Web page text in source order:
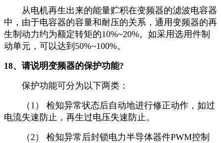
从电机再生出来的能量贮积在变频器的滤波电容器
中，由于电容器的容量和耐压的关系，通用变频器的再
生制动力约为额定转矩的10%~20%。如采用选用件制
动单元，可以达到50%~100%。
18、请说明变频器的保护功能?
保护功能可分为以下两类：
（1） 检知异常状态后自动地进行修正动作，如过
电流失速防止，再生过电压失速防止。
（2） 检知异常后封锁电力半导体器件PWM控制